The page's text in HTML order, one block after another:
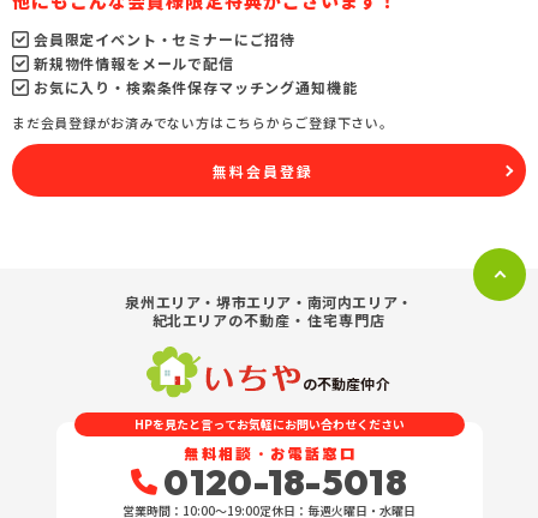
会員限定イベント・セミナーにご招待
新規物件情報をメールで配信
お気に入り・検索条件保存マッチング通知機能
まだ会員登録がお済みでない方はこちらからご登録下さい。
無料会員登録
泉州エリア・堺市エリア・南河内エリア・
紀北エリアの不動産・住宅専門店
の不動産仲介
HPを見たと言ってお気軽にお問い合わせください
無料相談・お電話窓口
0120-18-5018
営業時間：10:00〜19:00定休日：毎週火曜日・水曜日